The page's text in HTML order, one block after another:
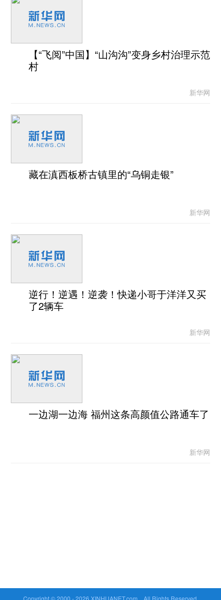
【“飞阅”中国】“山沟沟”变身乡村治理示范
村
新华网
藏在滇西板桥古镇里的“乌铜走银”
新华网
逆行！逆遇！逆袭！快递小哥于洋洋又买
了2辆车
新华网
一边湖一边海 福州这条高颜值公路通车了
新华网
Copyright © 2000 -2026 XINHUANET.com All Rights Reserved.